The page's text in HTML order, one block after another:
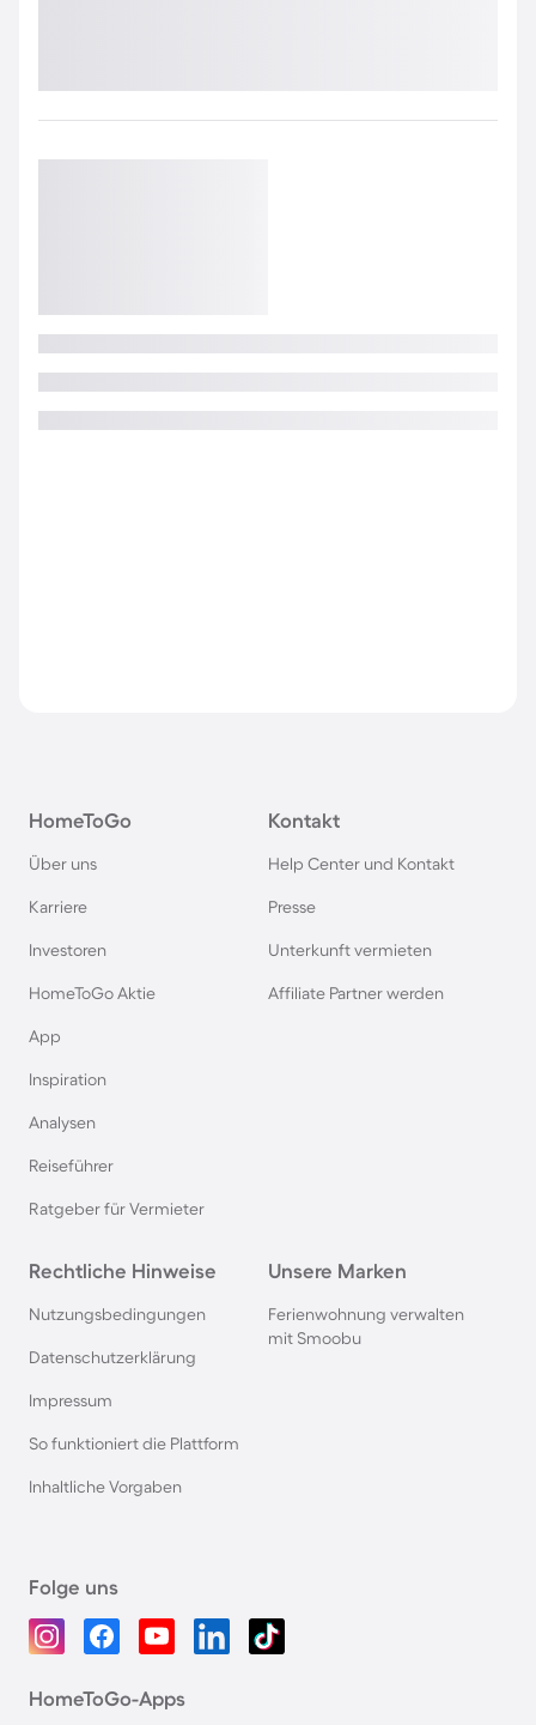
HomeToGo
Über uns
Karriere
Investoren
HomeToGo Aktie
App
Inspiration
Analysen
Reiseführer
Ratgeber für Vermieter
Kontakt
Help Center und Kontakt
Presse
Unterkunft vermieten
Affiliate Partner werden
Rechtliche Hinweise
Nutzungsbedingungen
Datenschutzerklärung
Impressum
So funktioniert die Plattform
Inhaltliche Vorgaben
Unsere Marken
Ferienwohnung verwalten
mit Smoobu
Folge uns
HomeToGo-Apps